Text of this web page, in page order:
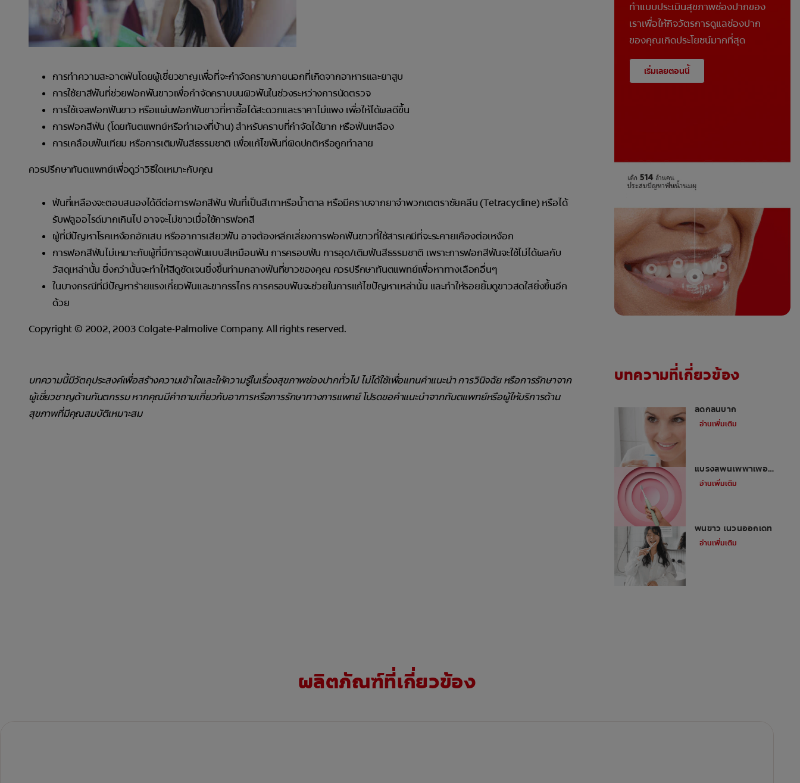
การทำความสะอาดฟันโดยผู้เชี่ยวชาญเพื่อที่จะกำจัดคราบภายนอกที่เกิดจากอาหารและยาสูบ
การใช้ยาสีฟันที่ช่วยฟอกฟันขาวเพื่อกำจัดคราบบนผิวฟันในช่วงระหว่างการนัดตรวจ
การใช้เจลฟอกฟันขาว หรือแผ่นฟอกฟันขาวที่หาซื้อได้สะดวกและราคาไม่แพง เพื่อให้ได้ผลดีขึ้น
การฟอกสีฟัน (โดยทันตแพทย์หรือทำเองที่บ้าน) สำหรับคราบที่กำจัดได้ยาก หรือฟันเหลือง
การเคลือบฟันเทียม หรือการเติมฟันสีธรรมชาติ เพื่อแก้ไขฟันที่ผิดปกติหรือถูกทำลาย
ควรปรึกษาทันตแพทย์เพื่อดูว่าวิธีใดเหมาะกับคุณ
ฟันที่เหลืองจะตอบสนองได้ดีต่อการฟอกสีฟัน ฟันที่เป็นสีเทาหรือน้ำตาล หรือมีคราบจากยาจำพวกเตตราซัยคลีน (Tetracycline) หรือได้
รับฟลูออไรด์มากเกินไป อาจจะไม่ขาวเมื่อใช้การฟอกสี
ผู้ที่มีปัญหาโรคเหงือกอักเสบ หรืออาการเสียวฟัน อาจต้องหลีกเลี่ยงการฟอกฟันขาวที่ใช้สารเคมีที่จะระคายเคืองต่อเหงือก
การฟอกสีฟันไม่เหมาะกับผู้ที่มีการอุดฟันแบบสีเหมือนฟัน การครอบฟัน การอุด/เติมฟันสีธรรมชาติ เพราะการฟอกสีฟันจะใช้ไม่ได้ผลกับ
วัสดุเหล่านั้น ยิ่งกว่านั้นจะทำให้สีดูชัดเจนยิ่งขึ้นท่ามกลางฟันที่ขาวของคุณ ควรปรึกษาทันตแพทย์เพื่อหาทางเลือกอื่นๆ
ในบางกรณีที่มีปัญหาร้ายแรงเกี่ยวฟันและขากรรไกร การครอบฟันจะช่วยในการแก้ไขปัญหาเหล่านั้น และทำให้รอยยิ้มดูขาวสดใสยิ่งขึ้นอีก
ด้วย
Copyright © 2002, 2003 Colgate-Palmolive Company. All rights reserved.
บทความนี้มีวัตถุประสงค์เพื่อสร้างความเข้าใจและให้ความรู้ในเรื่องสุขภาพช่องปากทั่วไป ไม่ได้ใช้เพื่อแทนคำแนะนำ การวินิจฉัย หรือการรักษาจาก
ผู้เชี่ยวชาญด้านทันตกรรม หากคุณมีคำถามเกี่ยวกับอาการหรือการรักษาทางการแพทย์ โปรดขอคำแนะนำจากทันตแพทย์หรือผู้ให้บริการด้าน
สุขภาพที่มีคุณสมบัติเหมาะสม
ทำแบบประเมินสุขภาพช่องปากของ
เราเพื่อให้กิจวัตรการดูแลช่องปาก
ของคุณเกิดประโยชน์มากที่สุด
เริ่มเลยตอนนี้
บทความที่เกี่ยวข้อง
ลดกลิ่นปาก
อ่านเพิ่มเติม
แปรงสีฟันไฟฟ้าเพื่อ
สุขภาพปากและฟัน
อ่านเพิ่มเติม
ฟันขาว ในวันออกเดท
อ่านเพิ่มเติม
ผลิตภัณฑ์ที่เกี่ยวข้อง